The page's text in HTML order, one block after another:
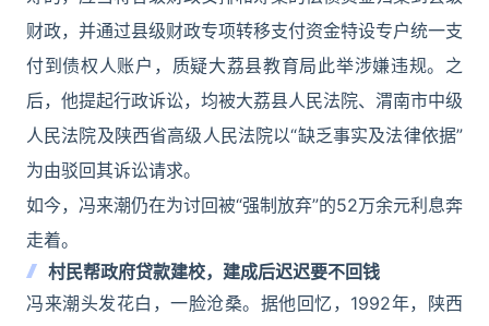
财政，并通过县级财政专项转移支付资金特设专户统一支
付到债权人账户，质疑大荔县教育局此举涉嫌违规。之
后，他提起行政诉讼，均被大荔县人民法院、渭南市中级
人民法院及陕西省高级人民法院以“缺乏事实及法律依据”
为由驳回其诉讼请求。
如今，冯来潮仍在为讨回被“强制放弃”的52万余元利息奔
走着。
村民帮政府贷款建校，建成后迟迟要不回钱
冯来潮头发花白，一脸沧桑。据他回忆，1992年，陕西